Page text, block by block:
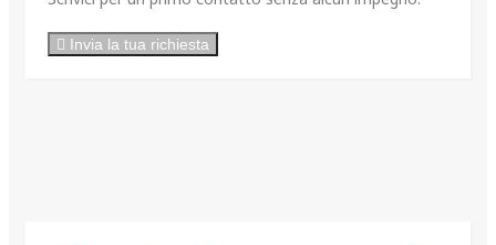
Invia la tua richiesta